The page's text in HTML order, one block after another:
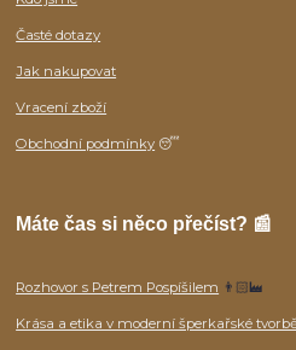
Časté dotazy
Jak nakupovat
Vracení zboží
Obchodní podmínky 😴
Máte čas si něco přečíst? 📰
Rozhovor s Petrem Pospíšilem 👨🏻‍🏭
Krása a etika v moderní šperkařské